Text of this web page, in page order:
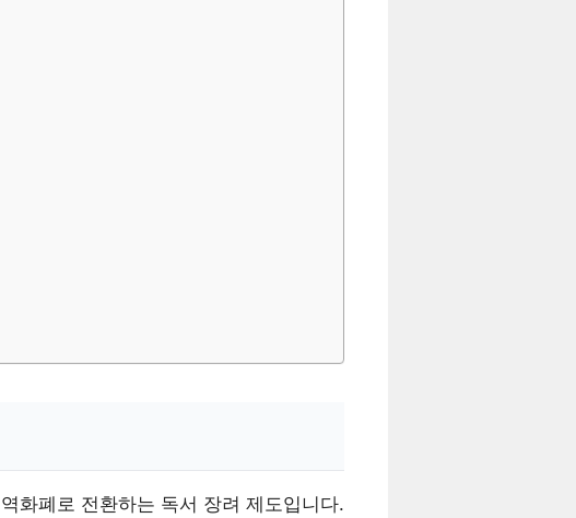
화폐로 전환하는 독서 장려 제도입니다.